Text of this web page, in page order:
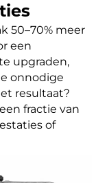
50–70% meer
een
upgraden,
onnodige
resultaat?
fractie van
of